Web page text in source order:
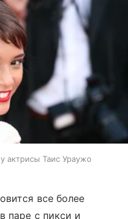
актрисы Таис Ураужо
все более
паре с пикси и